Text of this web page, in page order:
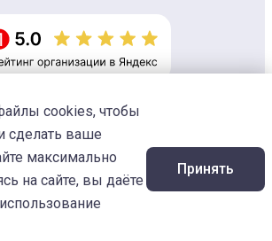
носит ознакомительный характер и не является
использоваться для постановки диагноза и плана
лечения
предоставленыDesigned by Freepik
центр «МЕДВЕТ»
cookies, чтобы
сделать ваше
максимально
на сайте, вы даёте
Принять